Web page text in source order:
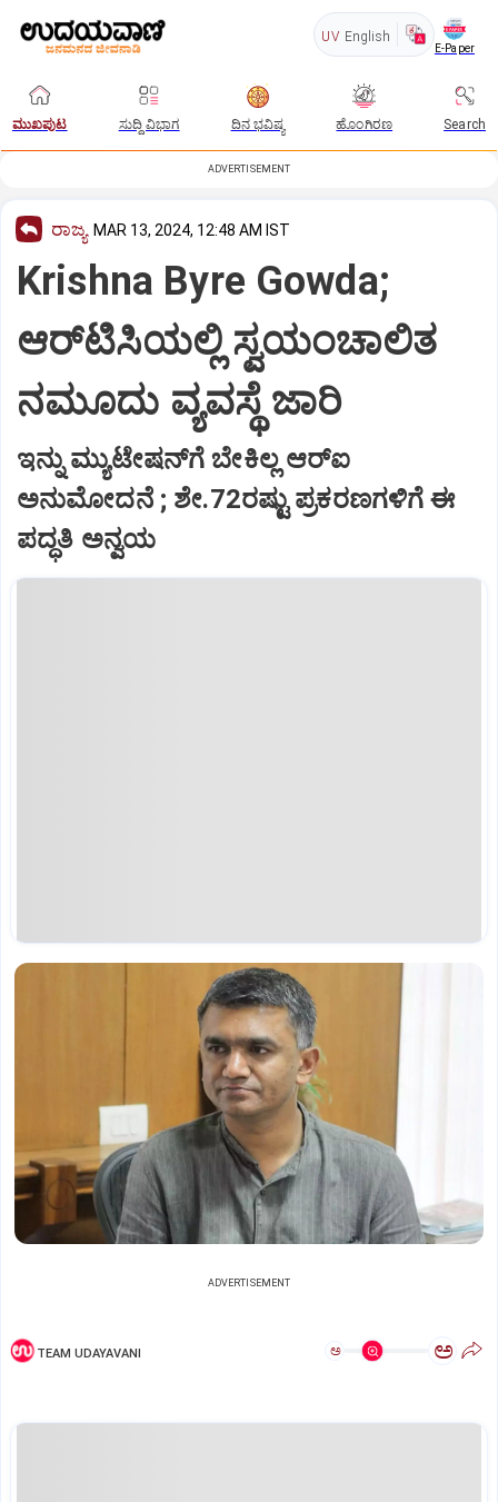
UV English
E-Paper
ಮುಖಪುಟ ಸುದ್ದಿ ವಿಭಾಗ ದಿನ ಭವಿಷ್ಯ ಹೊಂಗಿರಣ Search
ADVERTISEMENT
ರಾಜ್ಯ MAR 13, 2024, 12:48 AM IST
Krishna Byre Gowda;
ಆರ್‌ಟಿಸಿಯಲ್ಲಿ ಸ್ವಯಂಚಾಲಿತ
ನಮೂದು ವ್ಯವಸ್ಥೆ ಜಾರಿ
ಇನ್ನು ಮ್ಯುಟೇಷನ್‌ಗೆ ಬೇಕಿಲ್ಲ ಆರ್‌ಐ
ಅನುಮೋದನೆ ; ಶೇ.72ರಷ್ಟು ಪ್ರಕರಣಗಳಿಗೆ ಈ
ಪದ್ಧತಿ ಅನ್ವಯ
ADVERTISEMENT
TEAM UDAYAVANI ಅ ಅ